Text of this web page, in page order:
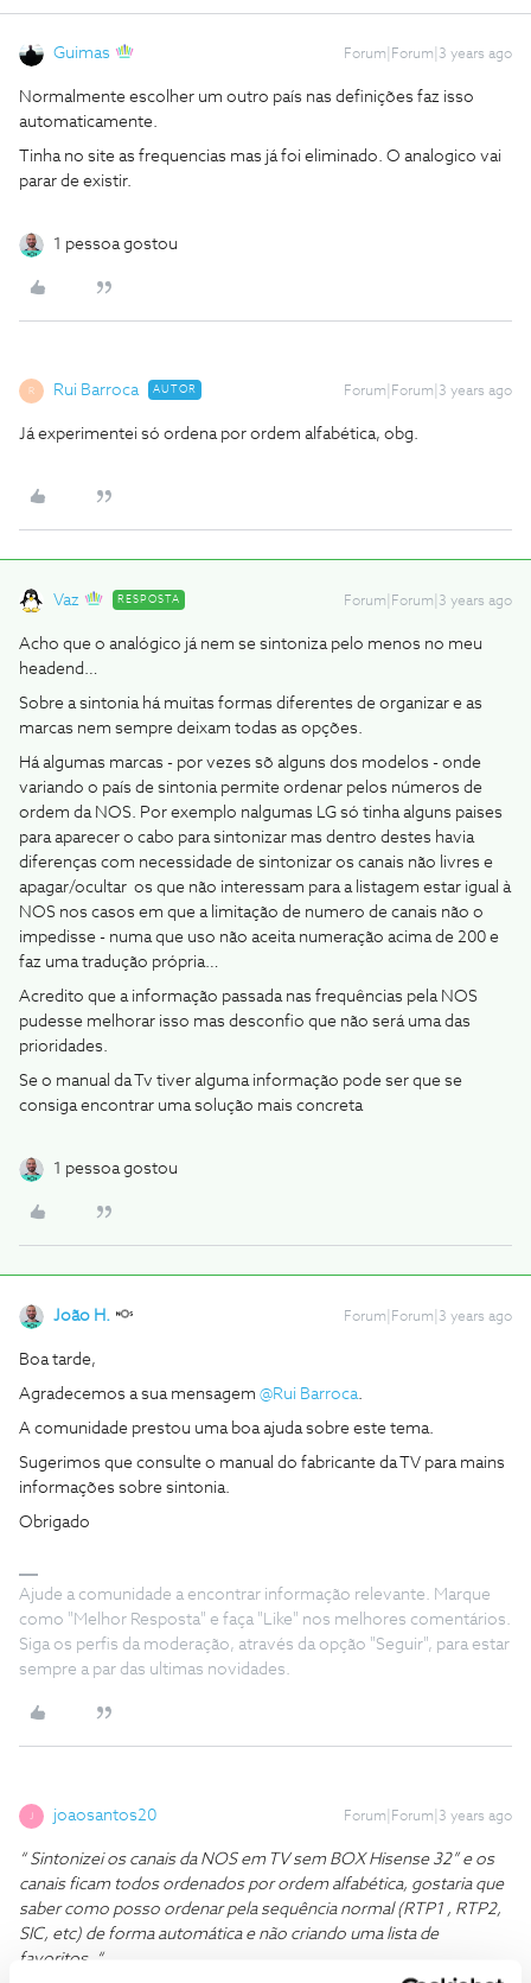
Guimas Forum|Forum|3 years ago
Normalmente escolher um outro país nas definições faz isso
automaticamente.
Tinha no site as frequencias mas já foi eliminado. O analogico vai
parar de existir.
1 pessoa gostou
R Rui Barroca AUTOR Forum|Forum|3 years ago
Já experimentei só ordena por ordem alfabética, obg.
Vaz RESPOSTA Forum|Forum|3 years ago
Acho que o analógico já nem se sintoniza pelo menos no meu
headend…
Sobre a sintonia há muitas formas diferentes de organizar e as
marcas nem sempre deixam todas as opções.
Há algumas marcas - por vezes sõ alguns dos modelos - onde
variando o país de sintonia permite ordenar pelos números de
ordem da NOS. Por exemplo nalgumas LG só tinha alguns paises
para aparecer o cabo para sintonizar mas dentro destes havia
diferenças com necessidade de sintonizar os canais não livres e
apagar/ocultar os que não interessam para a listagem estar igual à
NOS nos casos em que a limitação de numero de canais não o
impedisse - numa que uso não aceita numeração acima de 200 e
faz uma tradução própria…
Acredito que a informação passada nas frequências pela NOS
pudesse melhorar isso mas desconfio que não será uma das
prioridades.
Se o manual da Tv tiver alguma informação pode ser que se
consiga encontrar uma solução mais concreta
1 pessoa gostou
João H. Forum|Forum|3 years ago
Boa tarde,
Agradecemos a sua mensagem @Rui Barroca.
A comunidade prestou uma boa ajuda sobre este tema.
Sugerimos que consulte o manual do fabricante da TV para mains
informações sobre sintonia.
Obrigado
Ajude a comunidade a encontrar informação relevante. Marque
como "Melhor Resposta" e faça "Like" nos melhores comentários.
Siga os perfis da moderação, através da opção "Seguir", para estar
sempre a par das ultimas novidades.
joaosantos20 Forum|Forum|3 years ago
“ Sintonizei os canais da NOS em TV sem BOX Hisense 32” e os
canais ficam todos ordenados por ordem alfabética, gostaria que
saber como posso ordenar pela sequência normal (RTP1 , RTP2,
SIC, etc) de forma automática e não criando uma lista de
favoritos. “